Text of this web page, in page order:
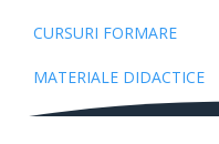
CURSURI FORMARE
MATERIALE DIDACTICE